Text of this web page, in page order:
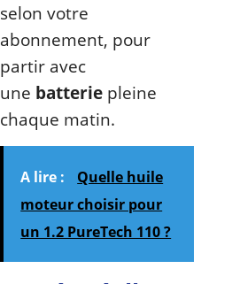
selon votre
abonnement, pour
partir avec
une batterie pleine
chaque matin.
A lire :
Quelle huile
moteur choisir pour
un 1.2 PureTech 110 ?